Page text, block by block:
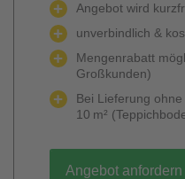
Angebot wird
unverbindlich &
Mengenrabatt
Großkunden)
Bei Lieferung
10 m²
Angebot anfordern